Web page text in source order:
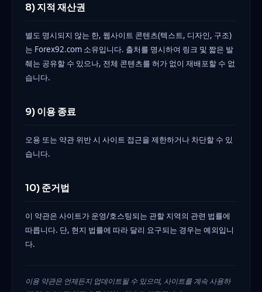
8) 지적 재산권
별도 명시되지 않는 한, 웹사이트 콘텐츠(텍스트, 디자인, 구조)
는 Forex92.com 소유입니다. 출처를 명시하여 링크 및 짧은 발
췌는 공유할 수 있으나, 전체 콘텐츠를 허가 없이 재배포할 수 없
습니다.
9) 이용 종료
오용 또는 약관 위반 시 사이트 접근을 제한하거나 차단할 수 있
습니다.
10) 준거법
이 약관은 사이트가 운영/호스팅되는 관할 지역의 관련 법률에
따릅니다. 단, 현지 법률에 따라 달리 요구되는 경우는 예외입니
다.
이용 약관은 언제든지 업데이트될 수 있으며, 사이트를 계속 사용하